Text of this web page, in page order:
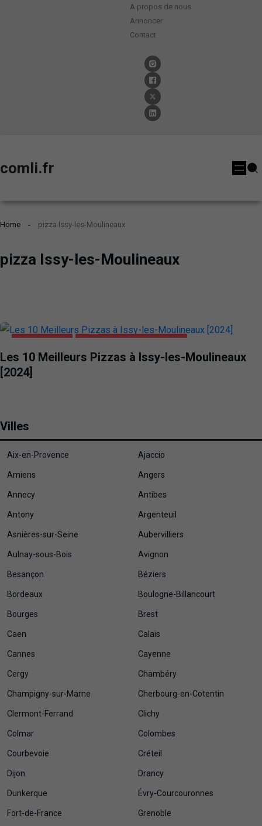
A propos de nous
Annoncer
Contact
comli.fr
Home pizza Issy-les-Moulineaux
pizza Issy-les-Moulineaux
ALIMENTATION PIZZA ISSY-LES-MOULINEAUX
Les 10 Meilleurs Pizzas à Issy-les-Moulineaux
[2024]
Villes
Aix-en-Provence Ajaccio
Amiens Angers
Annecy Antibes
Antony Argenteuil
Asnières-sur-Seine Aubervilliers
Aulnay-sous-Bois Avignon
Besançon Béziers
Bordeaux Boulogne-Billancourt
Bourges Brest
Caen Calais
Cannes Cayenne
Cergy Chambéry
Champigny-sur-Marne Cherbourg-en-Cotentin
Clermont-Ferrand Clichy
Colmar Colombes
Courbevoie Créteil
Dijon Drancy
Dunkerque Évry-Courcouronnes
Fort-de-France Grenoble